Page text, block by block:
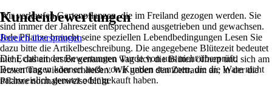
Wir verkaufen Gartenpflanzen, die im Freiland gezogen werden. Sie
sind immer der Jahreszeit entsprechend ausgetrieben und gewachsen.
Jede Pflanze braucht seine speziellen Lebendbedingungen Lesen Sie
dazu bitte die Artikelbeschreibung. Die angegebene Blütezeit bedeutet
nicht, das am ersten genannten Tag sich die Blüten öffnen und sich am
letzten Tag wieder schließen. Wir geben den Zeitraum an, in der die
Pflanze normalerweise blüht
Kundenbewertungen
Bereich überspringen
Die Echtheit der Bewertungen wurde von uns nicht überprüft.
Bewertungen können auch von Kunden stammen, die die Ware nicht
nachweislich genutzt oder gekauft haben.